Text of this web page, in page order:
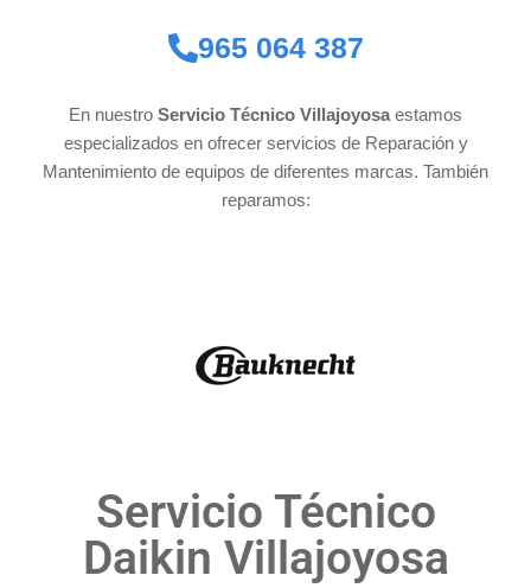
965 064 387
En nuestro Servicio Técnico Villajoyosa estamos
especializados en ofrecer servicios de Reparación y
Mantenimiento de equipos de diferentes marcas. También
reparamos:
Servicio Técnico
Daikin Villajoyosa